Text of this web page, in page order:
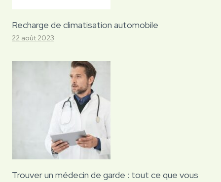
Recharge de climatisation automobile
22 août 2023
Trouver un médecin de garde : tout ce que vous